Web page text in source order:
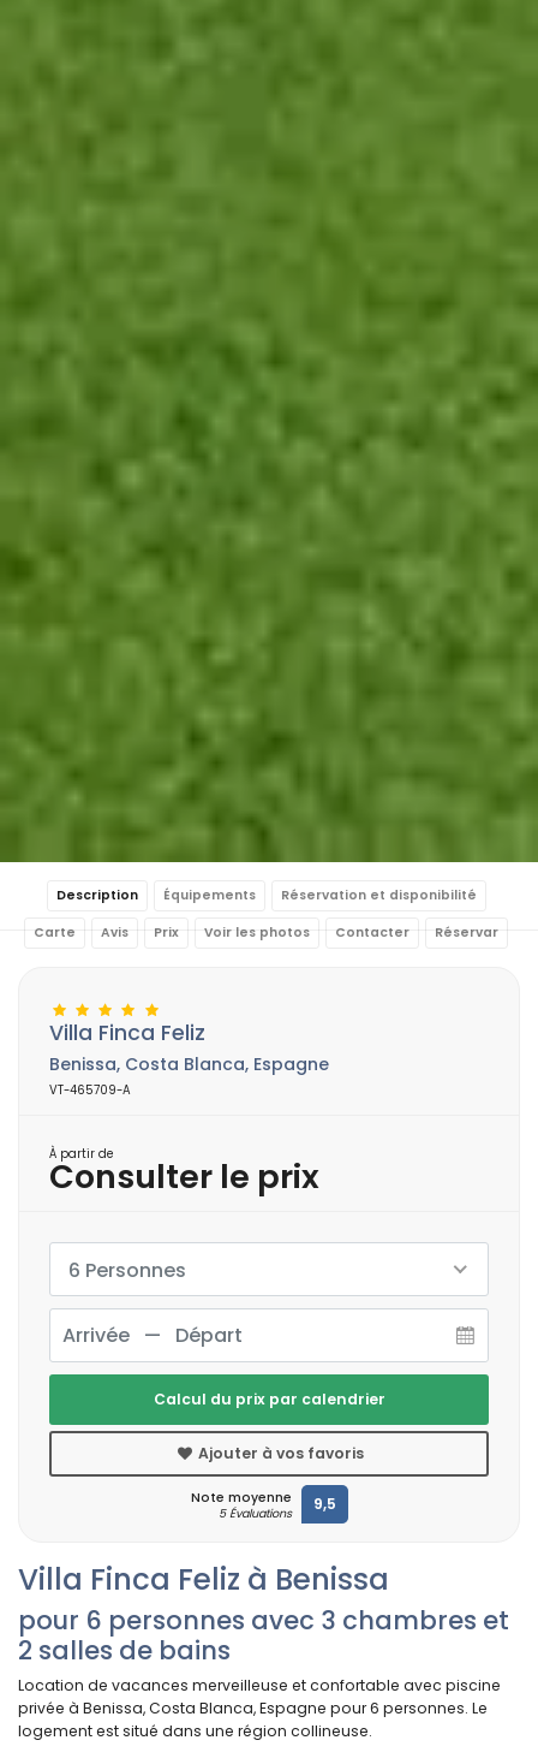
Description Équipements Réservation et disponibilité
Carte Avis Prix Voir les photos Contacter Réservar
Villa Finca Feliz à Benissa
pour 6 personnes avec 3 chambres et
2 salles de bains
Location de vacances merveilleuse et confortable avec piscine
privée à Benissa, Costa Blanca, Espagne pour 6 personnes. Le
logement est situé dans une région collineuse.
Villa Finca Feliz
Benissa, Costa Blanca, Espagne
VT-465709-A
À partir de
Consulter le prix
6 Personnes
Calcul du prix par calendrier
Ajouter à vos favoris
Note moyenne
5 Évaluations 9,5